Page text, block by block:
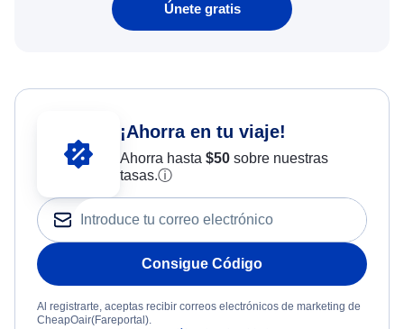
Únete gratis
¡Ahorra en tu viaje!
Ahorra hasta $50sobre nuestras
tasas.ⓘ
Consigue Código
Al registrarte, aceptas recibir correos electrónicos de marketing de
CheapOair(Fareportal).